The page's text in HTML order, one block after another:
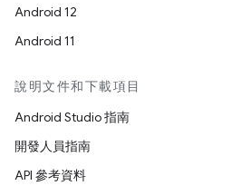
Android 12
Android 11
說明文件和下載項目
Android Studio 指南
開發人員指南
API 參考資料